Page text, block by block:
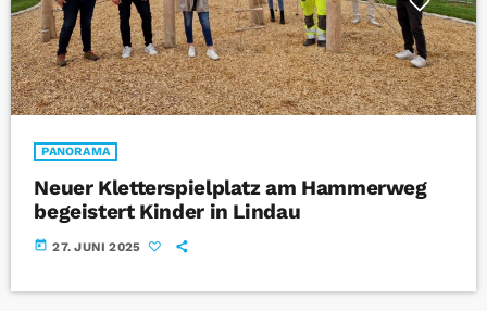
PANORAMA
Neuer Kletterspielplatz am Hammerweg
begeistert Kinder in Lindau
today 27. JUNI 2025